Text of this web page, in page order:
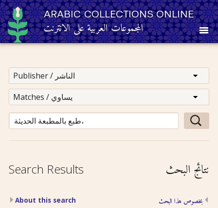
ARABIC COLLECTIONS ONLINE
المجموعات العربية على الانترنت
Other Resources
Browse
Browse by Category
Search
Search Results نتائج البحث
About this search بخصوص هذا البحث